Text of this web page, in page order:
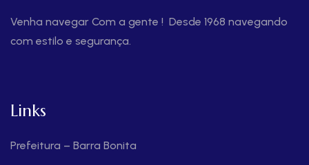
Venha navegar Com a gente ! Desde 1968 navegando
com estilo e segurança.
Links
Prefeitura – Barra Bonita